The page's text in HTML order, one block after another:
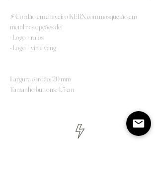
⚡️ Cordão em chaveiro KERN com mosquetão em
metal nas opções de:
- Logo + raios
- Logo + yin e yang
Largura cordão: 20 mm
Tamanho buttons: 4,5 cm